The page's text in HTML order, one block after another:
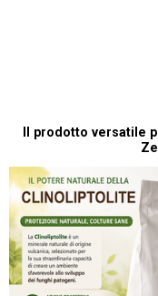
P
Il prodotto versatile